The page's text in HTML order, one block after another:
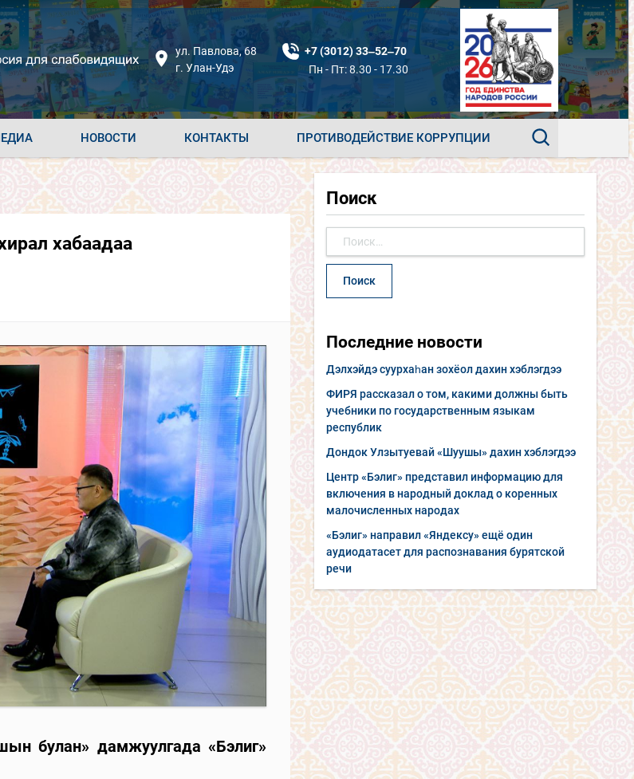
ул. Павлова, 68
г. Улан-Удэ
+7 (3012) 33‒52‒70
Пн - Пт: 8.30 - 17.30
НОВОСТИ КОНТАКТЫ ПРОТИВОДЕЙСТВИЕ КОРРУПЦИИ
хабаадаа
булан» дамжуулгада «Бэлиг»
Поиск
Последние новости
Дэлхэйдэ суурхаһан зохёол дахин хэблэгдээ
ФИРЯ рассказал о том, какими должны быть
учебники по государственным языкам
республик
Дондок Улзытуевай «Шуушы» дахин хэблэгдээ
Центр «Бэлиг» представил информацию для
включения в народный доклад о коренных
малочисленных народах
«Бэлиг» направил «Яндексу» ещё один
аудиодатасет для распознавания бурятской
речи